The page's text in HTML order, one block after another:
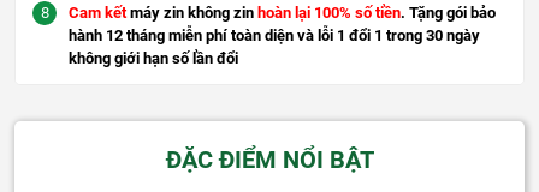
Cam kếtmáy zin không zin hoàn lại 100% số tiền. Tặng gói bảo
hành 12 tháng miễn phí toàn diện và lỗi 1 đổi 1 trong 30 ngày
không giới hạn số lần đổi
ĐẶC ĐIỂM NỔI BẬT